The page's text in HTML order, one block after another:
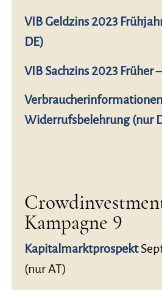
VIB Geldzins 2023
DE)
VIB Sachzins 2023 Früher
Widerrufsbelehrung (nur
Kampagne 9
Kapitalmarktprospekt
(nur AT)